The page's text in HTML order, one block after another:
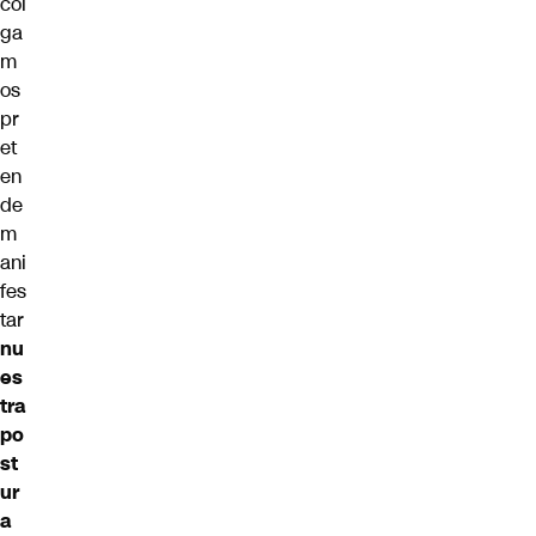
ga
m
os
pr
et
en
de
m
ani
fes
tar
nu
es
tra
po
st
ur
a